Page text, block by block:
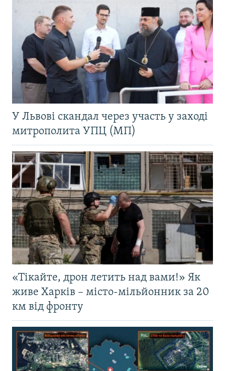
У Львові скандал через участь у заході
митрополита УПЦ (МП)
«Тікайте, дрон летить над вами!» Як
живе Харків – місто-мільйонник за 20
км від фронту